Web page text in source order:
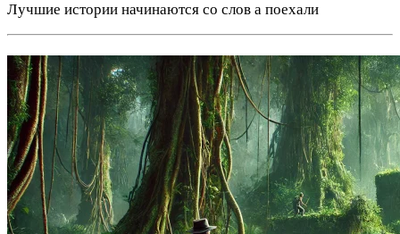
Лучшие истории начинаются со слов а поехали